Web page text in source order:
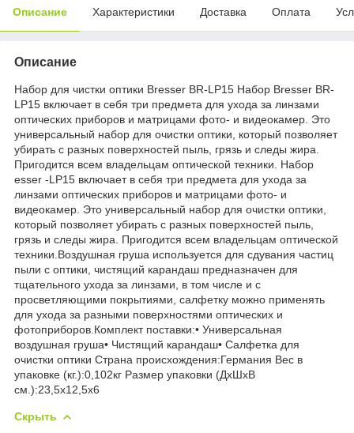
Описание Характеристики Доставка Оплата
Описание
Набор для чистки оптики Bresser BR-LP15 Набор Bresser BR-
LP15 включает в себя три предмета для ухода за линзами
оптических приборов и матрицами фото- и видеокамер. Это
универсальный набор для очистки оптики, который позволяет
убирать с разных поверхностей пыль, грязь и следы жира.
Пригодится всем владельцам оптической техники. Набор
esser -LP15 включает в себя три предмета для ухода за
линзами оптических приборов и матрицами фото- и
видеокамер. Это универсальный набор для очистки оптики,
который позволяет убирать с разных поверхностей пыль,
грязь и следы жира. Пригодится всем владельцам оптической
техники.Воздушная груша используется для сдувания частиц
пыли с оптики, чистящий карандаш предназначен для
тщательного ухода за линзами, в том числе и с
просветляющими покрытиями, салфетку можно применять
для ухода за разными поверхностями оптических и
фотоприборов.Комплект поставки:• Универсальная
воздушная груша• Чистящий карандаш• Салфетка для
очистки оптики Страна происхождения:Германия Вес в
упаковке (кг.):0,102кг Размер упаковки (ДхШхВ
см.):23,5x12,5x6
Скрыть